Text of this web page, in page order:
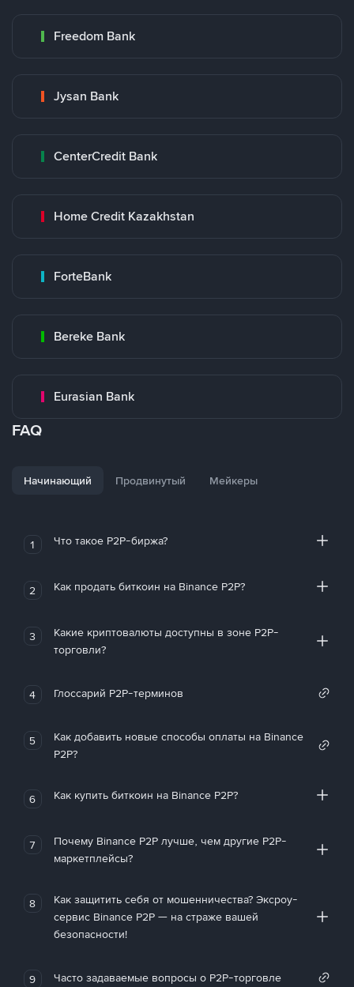
Freedom Bank
Jysan Bank
CenterCredit Bank
Home Credit Kazakhstan
ForteBank
Bereke Bank
Eurasian Bank
FAQ
Начинающий Продвинутый Мейкеры
1 Что такое P2P-биржа?
2 Как продать биткоин на Binance P2P?
3
Какие криптовалюты доступны в зоне P2P-
торговли?
4 Глоссарий P2P-терминов
5
Как добавить новые способы оплаты на Binance
P2P?
6 Как купить биткоин на Binance P2P?
7
Почему Binance P2P лучше, чем другие P2P-
маркетплейсы?
8
Как защитить себя от мошенничества? Эксроу-
сервис Binance P2P — на страже вашей
безопасности!
9 Часто задаваемые вопросы о P2P-торговле